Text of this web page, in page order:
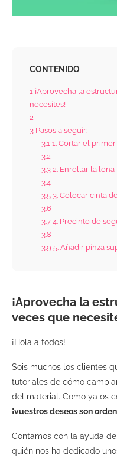
CONTENIDO
1 ¡Aprovecha la
necesites!
2
3 Pasos a seguir:
3.1 1. Cortar el
3.2
3.3 2. Enrollar la lona
3.4
3.53. Colocar cinta
3.6
3.74. Precinto de
3.8
3.9 5. Añadir pinza
¡Aprovecha la
veces que
¡Hola a todos!
Sois muchos los clientes
tutoriales de cómo
del material. Como ya os
¡vuestros deseos son
Contamos con la ayuda
quién nos ha dedicado